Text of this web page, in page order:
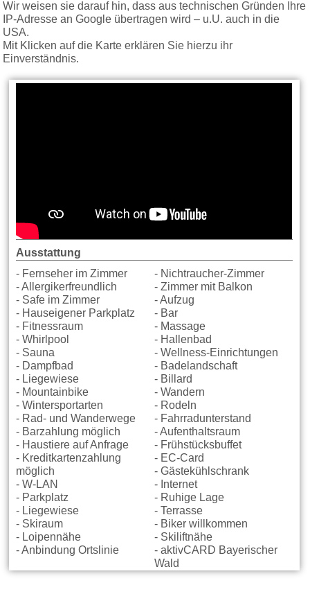
Wir weisen sie darauf hin, dass aus technischen Gründen Ihre
IP-Adresse an Google übertragen wird – u.U. auch in die
USA.
Mit Klicken auf die Karte erklären Sie hierzu ihr
Einverständnis.
Ausstattung
- Fernseher im Zimmer
- Nichtraucher-Zimmer
- Allergikerfreundlich
- Zimmer mit Balkon
- Safe im Zimmer
- Aufzug
- Hauseigener Parkplatz
- Bar
- Fitnessraum
- Massage
- Whirlpool
- Hallenbad
- Sauna
- Wellness-Einrichtungen
- Dampfbad
- Badelandschaft
- Liegewiese
- Billard
- Mountainbike
- Wandern
- Wintersportarten
- Rodeln
- Rad- und Wanderwege
- Fahrradunterstand
- Barzahlung möglich
- Aufenthaltsraum
- Haustiere auf Anfrage
- Frühstücksbuffet
- Kreditkartenzahlung
möglich
- EC-Card
- Gästekühlschrank
- W-LAN
- Internet
- Parkplatz
- Ruhige Lage
- Liegewiese
- Terrasse
- Skiraum
- Biker willkommen
- Loipennähe
- Skiliftnähe
- Anbindung Ortslinie
- aktivCARD Bayerischer
Wald